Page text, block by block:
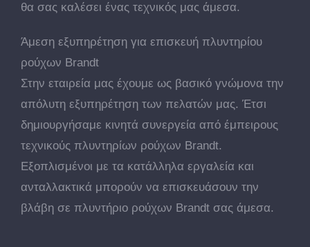
θα σας καλέσει ένας τεχνικός μας άμεσα.
Άμεση εξυπηρέτηση για επισκευή πλυντηρίου
ρούχων Brandt
Στην εταιρεία μας έχουμε ως βασικό γνώμονα την
απόλυτη εξυπηρέτηση των πελατών μας. Έτσι
δημιουργήσαμε κινητά συνεργεία από έμπειρους
τεχνικούς πλυντηρίων ρούχων Brandt.
Εξοπλισμένοι με τα κατάλληλα εργαλεία και
ανταλλακτικά μπορούν να επισκευάσουν την
βλάβη σε πλυντήριο ρούχων Brandt σας άμεσα.